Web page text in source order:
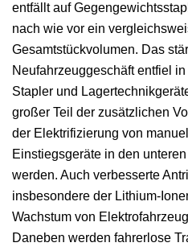
entfällt auf
nach wie vor ein
Gesamtstückvolumen. Das
Neufahrzeuggeschäft entfiel
Stapler und
großer Teil der zusätzlichen
der Elektrifizierung von
Einstiegsgeräte in den
werden. Auch verbesserte
insbesondere der Lithium-
Wachstum von
Daneben werden fahrerlose